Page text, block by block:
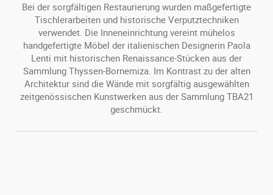
Bei der sorgfältigen Restaurierung wurden maßgefertigte
Tischlerarbeiten und historische Verputztechniken
verwendet. Die Inneneinrichtung vereint mühelos
handgefertigte Möbel der italienischen Designerin Paola
Lenti mit historischen Renaissance-Stücken aus der
Sammlung Thyssen-Bornemiza. Im Kontrast zu der alten
Architektur sind die Wände mit sorgfältig ausgewählten
zeitgenössischen Kunstwerken aus der Sammlung TBA21
geschmückt.